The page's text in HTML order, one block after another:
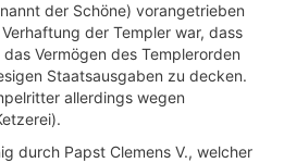
der Schöne) vorangetrieben
der Templer war, dass
Vermögen des Templerorden
Staatsausgaben zu decken.
allerdings wegen
durch Papst Clemens V., welcher